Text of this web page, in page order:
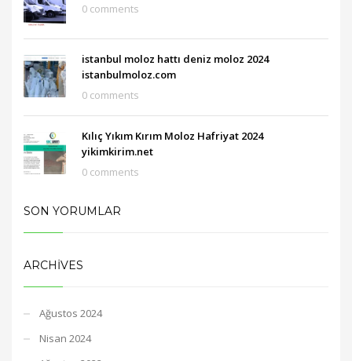
0 comments
istanbul moloz hattı deniz moloz 2024
istanbulmoloz.com
0 comments
Kılıç Yıkım Kırım Moloz Hafriyat 2024
yikimkirim.net
0 comments
SON YORUMLAR
ARCHIVES
Ağustos 2024
Nisan 2024